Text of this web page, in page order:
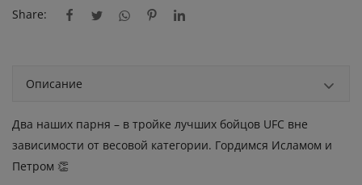
Share:
Описание
Два наших парня – в тройке лучших бойцов UFC вне
зависимости от весовой категории. Гордимся Исламом и
Петром 👏